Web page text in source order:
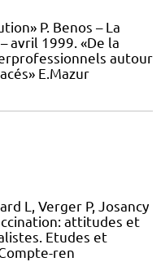
P. Benos – La
avril 1999. «De la
autour
E.Mazur
L, Verger P, Josancy
attitudes et
Etudes et
ren